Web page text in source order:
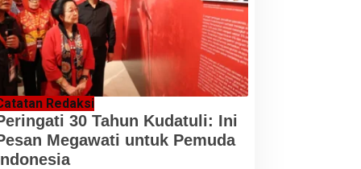
Redaksi
30 Tahun Kudatuli: Ini
Megawati untuk Pemuda